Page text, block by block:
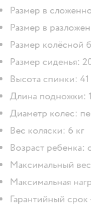
Размер в
Размер в
Размер колёсной
Размер сиденья:
Высота спинки:
Длина подножки:
Диаметр колес:
Вес коляски: 6 кг
Возраст ребенка:
Максимальный
Максимальная
Гарантийный срок